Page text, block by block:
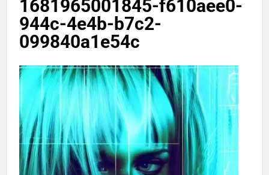
1681965001845-f610aee0-
944c-4e4b-b7c2-
099840a1e54c